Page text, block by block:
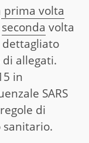
prima volta
seconda volta
dettagliato
allegati.
in
SARS
di